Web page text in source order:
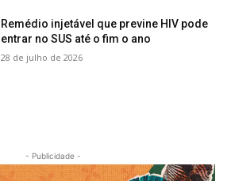
Remédio injetável que previne HIV pode
entrar no SUS até o fim o ano
28 de julho de 2026
- Publicidade -